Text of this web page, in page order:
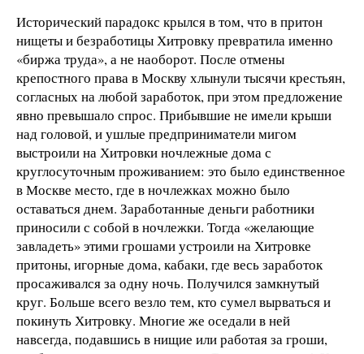
Исторический парадокс крылся в том, что в притон
нищеты и безработицы Хитровку превратила именно
«биржа труда», а не наоборот. После отмены
крепостного права в Москву хлынули тысячи крестьян,
согласных на любой заработок, при этом предложение
явно превышало спрос. Прибывшие не имели крыши
над головой, и ушлые предприниматели мигом
выстроили на Хитровки ночлежные дома с
круглосуточным проживанием: это было единственное
в Москве место, где в ночлежках можно было
оставаться днем. Заработанные деньги работники
приносили с собой в ночлежки. Тогда «желающие
завладеть» этими грошами устроили на Хитровке
притоны, игорные дома, кабаки, где весь заработок
просаживался за одну ночь. Получился замкнутый
круг. Больше всего везло тем, кто сумел вырваться и
покинуть Хитровку. Многие же оседали в ней
навсегда, подавшись в нищие или работая за гроши,